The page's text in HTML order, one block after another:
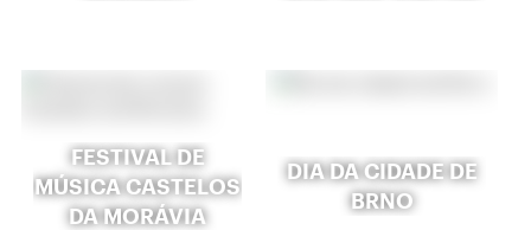
FESTIVAL DE
MÚSICA CASTELOS
DA MORÁVIA
DIA DA CIDADE DE
BRNO